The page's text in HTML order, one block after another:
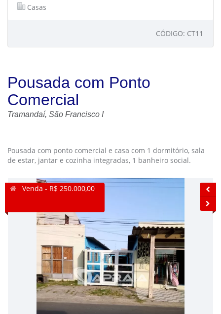
Casas
CÓDIGO: CT11
Pousada com Ponto
Comercial
Tramandaí, São Francisco I
Pousada com ponto comercial e casa com 1 dormitório, sala
de estar, jantar e cozinha integradas, 1 banheiro social.
Venda - R$ 250.000,00